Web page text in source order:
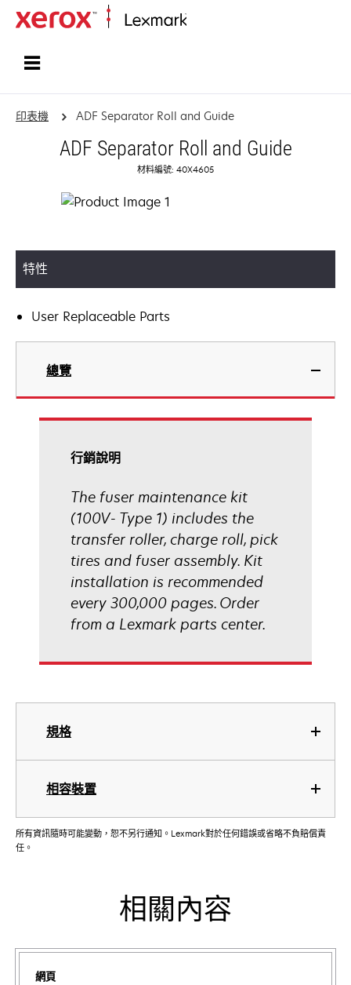
印表機 ADF Separator Roll and Guide
ADF Separator Roll and Guide
材料編號: 40X4605
特性
User Replaceable Parts
總覽
規格
相容裝置
行銷說明
The fuser maintenance kit
(100V- Type 1) includes the
transfer roller, charge roll, pick
tires and fuser assembly. Kit
installation is recommended
every 300,000 pages. Order
from a Lexmark parts center.
所有資訊隨時可能變動，恕不另行通知。Lexmark對於任何錯誤或省略不負賠償責
任。
相關內容
網頁